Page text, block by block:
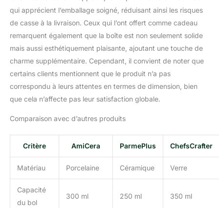
ils ne sont pas
seulement empilables et
peu encombrants, mais
ils ont également un
uniforme et facile à laver.
Ils sont également
résistants à la chaleur,
passent au micro-
ondes/lave-vaisselle
Coffret cadeau exquis :
cadeau de Pâques
unique : nous avons
configuré un coffret
cadeau afin que
l'ensemble de vaisselle
puisse être offert en
cadeau parfait pour
qui apprécient l’emballage soigné, réduisant ainsi les risques
de casse à la livraison. Ceux qui l’ont offert comme cadeau
remarquent également que la boîte est non seulement solide
mais aussi esthétiquement plaisante, ajoutant une touche de
charme supplémentaire. Cependant, il convient de noter que
certains clients mentionnent que le produit n’a pas
correspondu à leurs attentes en termes de dimension, bien
que cela n’affecte pas leur satisfaction globale.
Comparaison avec d’autres produits
Critère AmiCera ParmePlus ChefsCrafter
Matériau Porcelaine Céramique Verre
Capacité
du bol
300 ml 250 ml 350 ml